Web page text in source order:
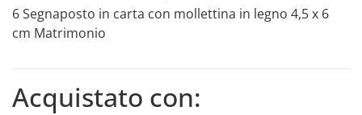
quantity
6 Segnaposto in carta con mollettina in legno 4,5 x 6
cm Matrimonio
Acquistato con: